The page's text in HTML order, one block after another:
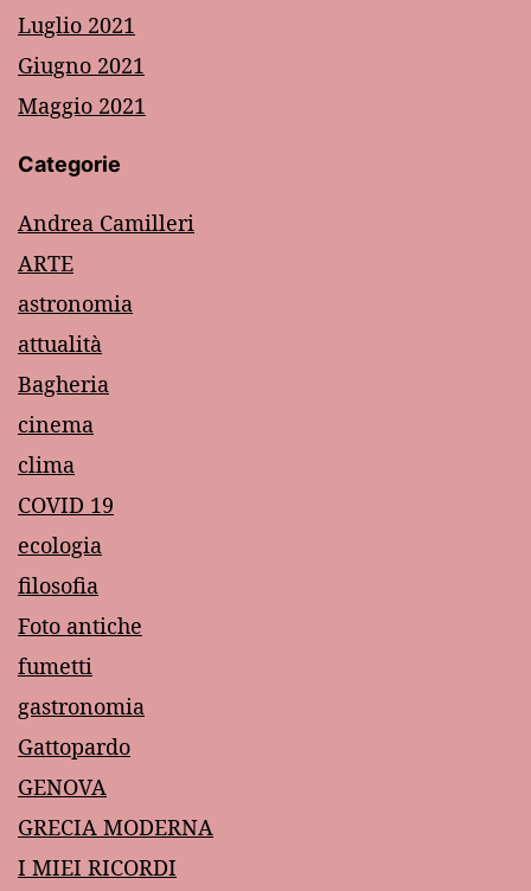
Luglio 2021
Giugno 2021
Maggio 2021
Categorie
Andrea Camilleri
ARTE
astronomia
attualità
Bagheria
cinema
clima
COVID 19
ecologia
filosofia
Foto antiche
fumetti
gastronomia
Gattopardo
GENOVA
GRECIA MODERNA
I MIEI RICORDI